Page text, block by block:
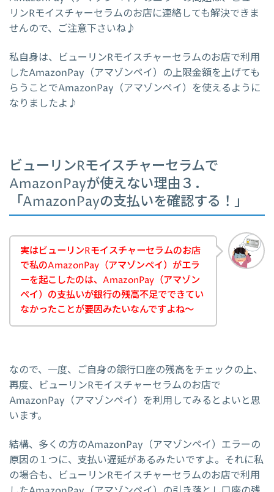
リンRモイスチャーセラムのお店に連絡しても解決できま
せんので、ご注意下さいね♪
私自身は、ビューリンRモイスチャーセラムのお店で利用
したAmazonPay（アマゾンペイ）の上限金額を上げても
らうことでAmazonPay（アマゾンペイ）を使えるように
なりましたよ♪
ビューリンRモイスチャーセラムで
AmazonPayが使えない理由３．
「AmazonPayの支払いを確認する！」
実はビューリンRモイスチャーセラムのお店
で私のAmazonPay（アマゾンペイ）がエラ
ーを起こしたのは、AmazonPay（アマゾン
ペイ）の支払いが銀行の残高不足でできてい
なかったことが要因みたいなんですよね～
なので、一度、ご自身の銀行口座の残高をチェックの上、
再度、ビューリンRモイスチャーセラムのお店で
AmazonPay（アマゾンペイ）を利用してみるとよいと思
います。
結構、多くの方のAmazonPay（アマゾンペイ）エラーの
原因の１つに、支払い遅延があるみたいですよ。それに私
の場合も、ビューリンRモイスチャーセラムのお店で利用